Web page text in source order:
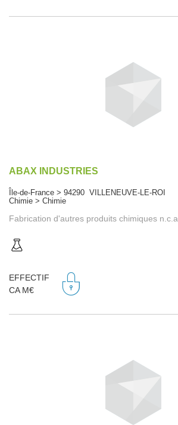
ABAX INDUSTRIES
Île-de-France > 94290 VILLENEUVE-LE-ROI
Chimie > Chimie
Fabrication d'autres produits chimiques
EFFECTIF
CA M€